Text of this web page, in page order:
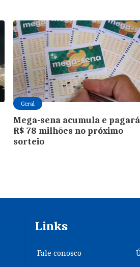
Geral
Mega-sena acumula e pagará
R$ 78 milhões no próximo
sorteio
Links
Fale conosco